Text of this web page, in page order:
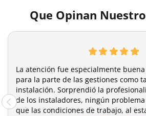
Que Opinan
La atención fue especialmente
para la parte de las gestiones como
instalación. Sorprendió la
de los instaladores, ningún
que las condiciones de trabajo, al